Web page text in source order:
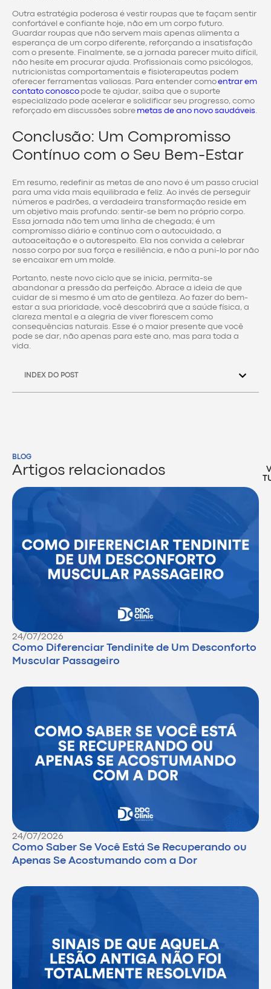
Outra estratégia poderosa é vestir roupas que te façam sentir
confortável e confiante hoje, não em um corpo futuro.
Guardar roupas que não servem mais apenas alimenta a
esperança de um corpo diferente, reforçando a insatisfação
com o presente. Finalmente, se a jornada parecer muito difícil,
não hesite em procurar ajuda. Profissionais como psicólogos,
nutricionistas comportamentais e fisioterapeutas podem
oferecer ferramentas valiosas. Para entender comoentrar em
contato conosco pode te ajudar, saiba que o suporte
especializado pode acelerar e solidificar seu progresso, como
reforçado em discussões sobre metas de ano novo saudáveis
Conclusão: Um Compromisso
Contínuo com o Seu Bem-Estar
Em resumo, redefinir as metas de ano novo é um passo crucial
para uma vida mais equilibrada e feliz. Ao invés de perseguir
números e padrões, a verdadeira transformação reside em
um objetivo mais profundo: sentir-se bem no próprio corpo.
Essa jornada não tem uma linha de chegada; é um
compromisso diário e contínuo com o autocuidado, a
autoaceitação e o autorespeito. Ela nos convida a celebrar
nosso corpo por sua força e resiliência, e não a puni-lo por não
se encaixar em um molde.
Portanto, neste novo ciclo que se inicia, permita-se
abandonar a pressão da perfeição. Abrace a ideia de que
cuidar de si mesmo é um ato de gentileza. Ao fazer do bem-
estar a sua prioridade, você descobrirá que a saúde física, a
clareza mental e a alegria de viver florescem como
consequências naturais. Esse é o maior presente que você
pode se dar, não apenas para este ano, mas para toda a
vida.
INDEX DO POST
BLOG
Artigos relacionados
24/07/2026
Como Diferenciar Tendinite de Um Desconforto
Muscular Passageiro
24/07/2026
Como Saber Se Você Está Se Recuperando ou
Apenas Se Acostumando com a Dor